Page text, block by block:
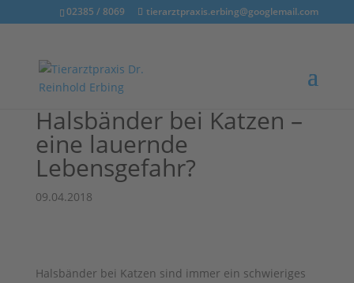
02385 / 8069 tierarztpraxis.erbing@googlemail.com
Halsbänder bei Katzen –
eine lauernde
Lebensgefahr?
09.04.2018
Halsbänder bei Katzen sind immer ein schwieriges